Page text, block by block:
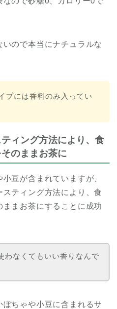
ので本当にナチュラルな
プには香料のみ入ってい
ィング方法により、食
のままお茶に
豆が含まれていますが、
ティング方法により、食
まお茶にすることに成功
わなくてもいい香りなんで
ちゃや小豆に含まれるサ